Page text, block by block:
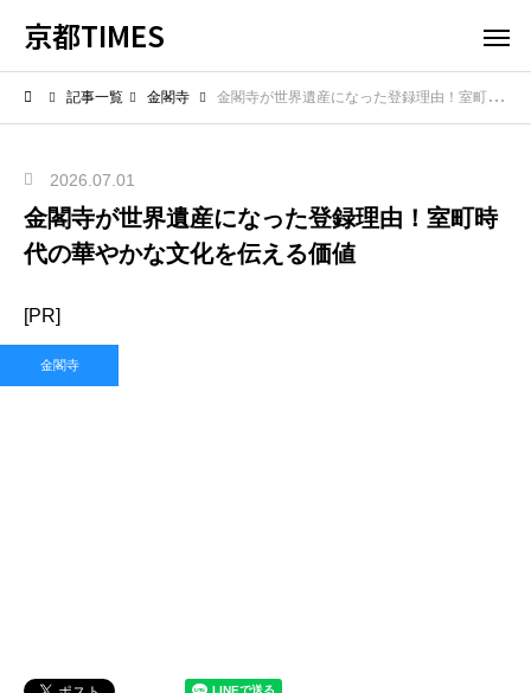
京都TIMES
記事一覧 金閣寺 金閣寺が世界遺産になった登録理由！室町時代の華やかな文化を伝える価値
2026.07.01
金閣寺が世界遺産になった登録理由！室町時
代の華やかな文化を伝える価値
[PR]
金閣寺